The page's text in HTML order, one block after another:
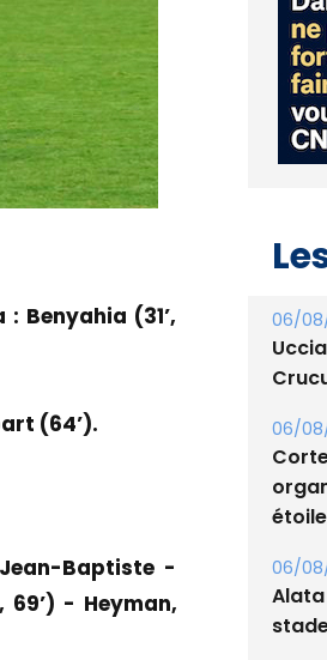
Benyahia (31’,
(64’).
Baptiste -
69’) - Heyman,
06/
06/
06/